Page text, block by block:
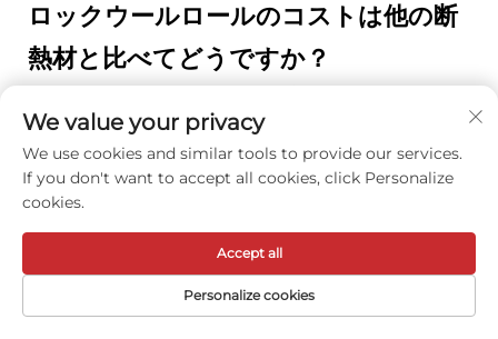
ロックウールロールのコストは他の断
熱材と比べてどうですか？
性、耐火性、および長期的な性能を考えると、多くの場合、建物の
約、遮音性、防火安全性などの利点を考慮すると、ロックウールロ
ールは投資に対して通常、非常に優れた価値を提供します。
持続可能な断熱ソリューションを通
じた現代建築の変革
We value your privacy
We use cookies and similar tools to provide our services.
If you don't want to accept all cookies, click Personalize
cookies.
Personalize cookies
Accept all